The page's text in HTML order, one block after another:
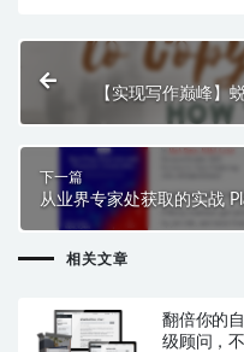
【实现写作巅峰】
下一篇
从业界专家处获取的实战
愈勇，零信任，全方位提升”
相关文章
翻倍你的
级顾问，